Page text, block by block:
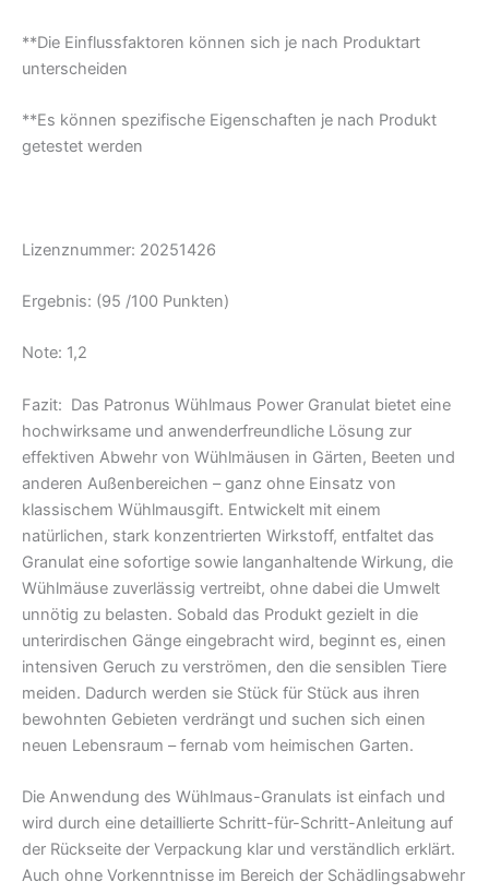
**Die Einflussfaktoren können sich je nach Produktart
unterscheiden
**Es können spezifische Eigenschaften je nach Produkt
getestet werden
Lizenznummer: 20251426
Ergebnis: (95 /100 Punkten)
Note: 1,2
Fazit: Das Patronus Wühlmaus Power Granulat bietet eine
hochwirksame und anwenderfreundliche Lösung zur
effektiven Abwehr von Wühlmäusen in Gärten, Beeten und
anderen Außenbereichen – ganz ohne Einsatz von
klassischem Wühlmausgift. Entwickelt mit einem
natürlichen, stark konzentrierten Wirkstoff, entfaltet das
Granulat eine sofortige sowie langanhaltende Wirkung, die
Wühlmäuse zuverlässig vertreibt, ohne dabei die Umwelt
unnötig zu belasten. Sobald das Produkt gezielt in die
unterirdischen Gänge eingebracht wird, beginnt es, einen
intensiven Geruch zu verströmen, den die sensiblen Tiere
meiden. Dadurch werden sie Stück für Stück aus ihren
bewohnten Gebieten verdrängt und suchen sich einen
neuen Lebensraum – fernab vom heimischen Garten.
Die Anwendung des Wühlmaus-Granulats ist einfach und
wird durch eine detaillierte Schritt-für-Schritt-Anleitung auf
der Rückseite der Verpackung klar und verständlich erklärt.
Auch ohne Vorkenntnisse im Bereich der Schädlingsabwehr